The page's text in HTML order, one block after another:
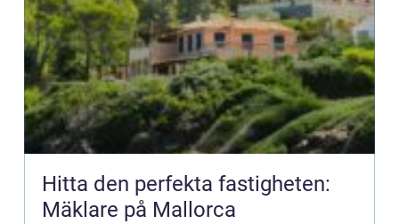
Hitta den perfekta fastigheten:
Mäklare på Mallorca